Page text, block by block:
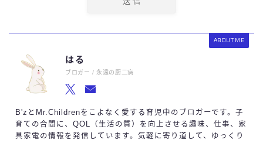
ABOUT ME
はる
ブロガー / 永遠の厨二病
B'zとMr.Childrenをこよなく愛する育児中のブロガーです。子
育ての合間に、QOL（生活の質）を向上させる趣味、仕事、家
具家電の情報を発信しています。気軽に寄り道して、ゆっくり